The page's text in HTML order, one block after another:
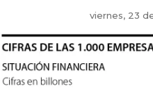
viernes, 23